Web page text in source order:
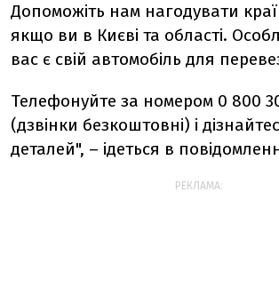
Допоможіть нам нагодувати
якщо ви в Києві та області.
вас є свій автомобіль для
Телефонуйте за номером 0 800
(дзвінки безкоштовні) і
деталей", – ідеться в
РЕКЛАМА: